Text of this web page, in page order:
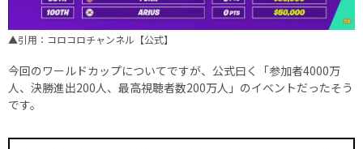
▲引用：コロコロチャンネル【公式】
今回のワールドカップについてですが、公式曰く「参加者4000万
人、決勝進出200人、最高視聴者数200万人」のイベントだったそう
です。